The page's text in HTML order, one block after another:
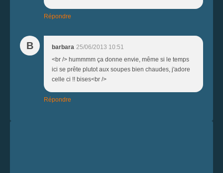
Répondre
B barbara 25/06/2013 10:51
<br /> hummmm ça donne envie, même si le temps
ici se prête plutot aux soupes bien chaudes, j'adore
celle ci !! bises<br />
Répondre